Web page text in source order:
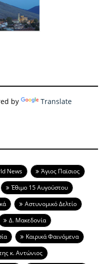
by Translate
News
Άγιος Παϊσιος
Έθιμο 15 Αυγούστου
Αστυνομικό Δελτίο
Δ. Μακεδονία
Καιρικά Φαινόμενα
κ. Αντώνιος